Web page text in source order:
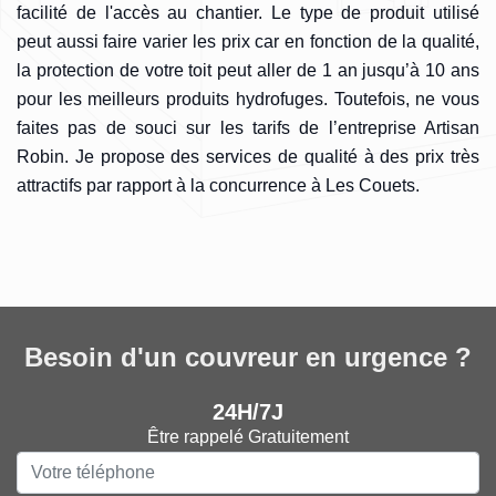
facilité de l'accès au chantier. Le type de produit utilisé
peut aussi faire varier les prix car en fonction de la qualité,
la protection de votre toit peut aller de 1 an jusqu’à 10 ans
pour les meilleurs produits hydrofuges. Toutefois, ne vous
faites pas de souci sur les tarifs de l’entreprise Artisan
Robin. Je propose des services de qualité à des prix très
attractifs par rapport à la concurrence à Les Couets.
Besoin d'un couvreur en urgence ?
24H/7J
Être rappelé Gratuitement